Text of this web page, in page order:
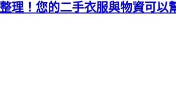
理！您的二手衣服與物資可以